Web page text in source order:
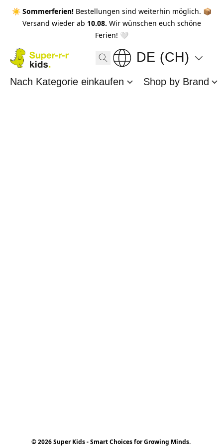
☀️ Sommerferien! Bestellungen sind weiterhin möglich. 📦
Versand wieder ab 10.08. Wir wünschen euch schöne
Ferien! 🤍
DE (CH)
Nach Kategorie einkaufen Shop by Brand
© 2026 Super Kids - Smart Choices for Growing Minds.